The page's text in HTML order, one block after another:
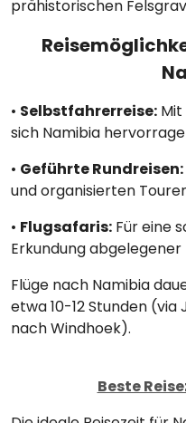
prähistorischen
• Selbstfahrerreise:
sich Namibia
• Geführte Rundreisen:
und organisierten
• Flugsafaris: Für eine
Erkundung abgelegener
Flüge nach Namibia
etwa 10-12 Stunden
nach Windhoek).
Beste